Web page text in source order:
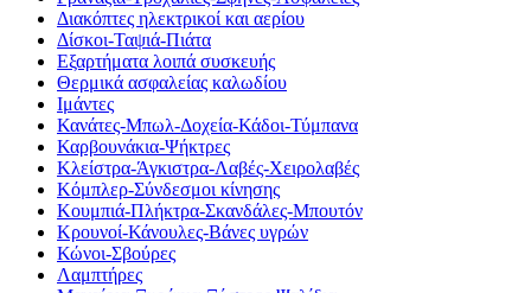
Διακόπτες ηλεκτρικοί και αερίου
Δίσκοι-Ταψιά-Πιάτα
Εξαρτήματα λοιπά συσκευής
Θερμικά ασφαλείας καλωδίου
Ιμάντες
Κανάτες-Μπωλ-Δοχεία-Κάδοι-Τύμπανα
Καρβουνάκια-Ψήκτρες
Κλείστρα-Άγκιστρα-Λαβές-Χειρολαβές
Κόμπλερ-Σύνδεσμοι κίνησης
Κουμπιά-Πλήκτρα-Σκανδάλες-Μπουτόν
Κρουνοί-Κάνουλες-Βάνες υγρών
Κώνοι-Σβούρες
Λαμπτήρες